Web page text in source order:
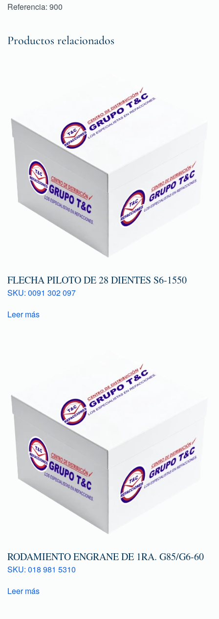
Referencia: 900
Productos relacionados
FLECHA PILOTO DE 28 DIENTES S6-1550
SKU: 0091 302 097
Leer más
RODAMIENTO ENGRANE DE 1RA. G85/G6-60
SKU: 018 981 5310
Leer más